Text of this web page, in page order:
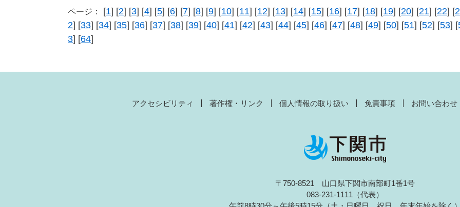
ページ： [1] [2] [3] [4] [5] [6] [7] [8] [9] [10] [11] [12] [13] [14] [15] [16] [17] [18] [19] [20] [21] [22] [
2] [33] [34] [35] [36] [37] [38] [39] [40] [41] [42] [43] [44] [45] [46] [47] [48] [49] [50] [51] [52] [53] [
3] [64]
アクセシビリティ 著作権・リンク 個人情報の取り扱い 免責事項 お問い合わせ
〒750-8521 山口県下関市南部町1番1号
083-231-1111（代表）